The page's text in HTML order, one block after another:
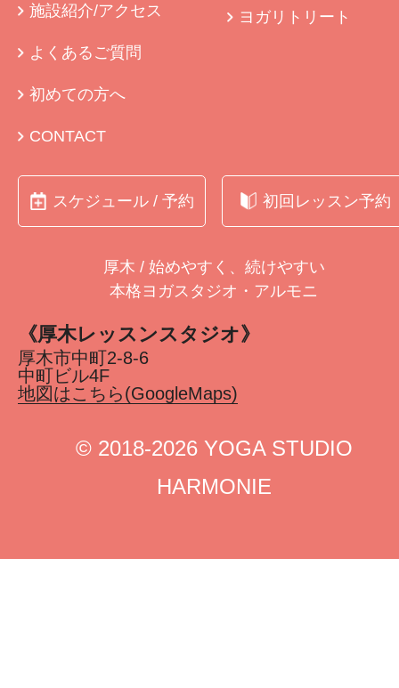
施設紹介/アクセス
よくあるご質問
初めての方へ
CONTACT
ヨガリトリート
スケジュール / 予約 初回レッスン予約
厚木 / 始めやすく、続けやすい
本格ヨガスタジオ・アルモニ
《厚木レッスンスタジオ》
厚木市中町2-8-6
中町ビル4F
地図はこちら(GoogleMaps)
©︎ 2018-2026 YOGA STUDIO
HARMONIE